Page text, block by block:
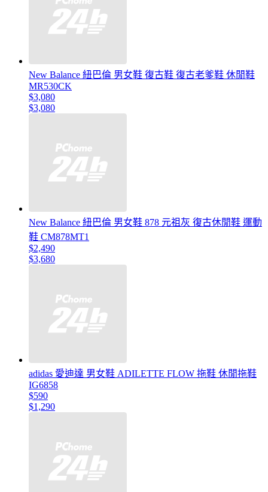
New Balance 紐巴倫 男女鞋 復古鞋 復古老爹鞋 休閒鞋
MR530CK
$3,080
$3,080
New Balance 紐巴倫 男女鞋 878 元祖灰 復古休閒鞋 運動
鞋 CM878MT1
$2,490
$3,680
adidas 愛迪達 男女鞋 ADILETTE FLOW 拖鞋 休閒拖鞋
IG6858
$590
$1,290